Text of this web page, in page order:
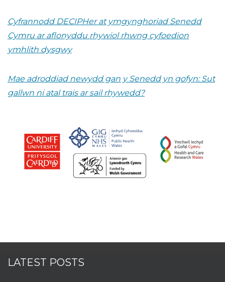
Cyfrannodd DECIPHer at ymgynghoriad Senedd
Cymru ar aflonyddu rhywiol rhwng cyfoedion
ymhlith dysgwy
Mae adroddiad newydd gan y Senedd yn gofyn: Sut
gallwn ni atal trais ar sail rhywedd?
LATEST POSTS